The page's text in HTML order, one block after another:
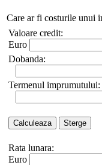
Care ar fi costurile unui
Valoare credit:
Euro
Dobanda:
Termenul imprumutului:
Rata lunara:
Euro